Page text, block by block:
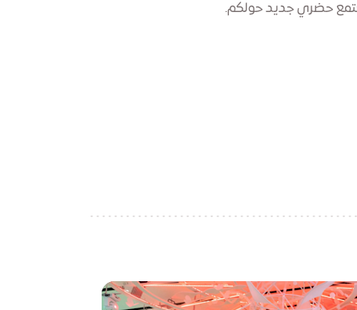
حضري جديد حولكم.